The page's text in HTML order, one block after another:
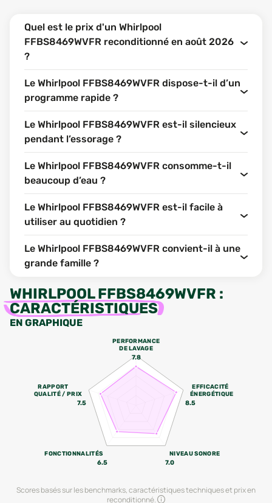
Quel est le prix d'un Whirlpool
FFBS8469WVFR reconditionné en août 2026
?
Le Whirlpool FFBS8469WVFR dispose-t-il d’un
programme rapide ?
Le Whirlpool FFBS8469WVFR est-il silencieux
pendant l’essorage ?
Le Whirlpool FFBS8469WVFR consomme-t-il
beaucoup d’eau ?
Le Whirlpool FFBS8469WVFR est-il facile à
utiliser au quotidien ?
Le Whirlpool FFBS8469WVFR convient-il à une
grande famille ?
WHIRLPOOL FFBS8469WVFR :
CARACTÉRISTIQUES
EN GRAPHIQUE
PERFORMANCE
DE LAVAGE
7.8
EFFICACITÉ
ÉNERGÉTIQUE
8.5
NIVEAU SONORE
7.0
FONCTIONNALITÉS
6.5
RAPPORT
QUALITÉ / PRIX
7.5
Scores basés sur les benchmarks, caractéristiques techniques et prix en
reconditionné.